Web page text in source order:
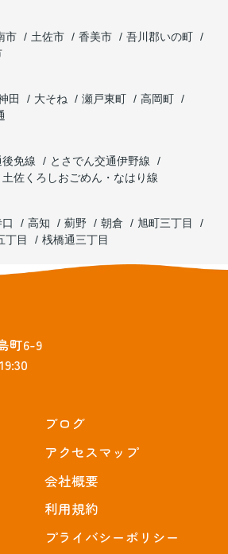
市 土佐市 香美市
吾川郡いの町
田 大そね 瀬戸東町
高岡町
免線
とさでん交通伊野線
土佐くろしおごめん・なはり線
高知 薊野 朝倉
旭町三丁目
丁目 桟橋通三丁目
町6-9
ブログ
アクセスマップ
会社概要
利用規約
プライバシーポリシー